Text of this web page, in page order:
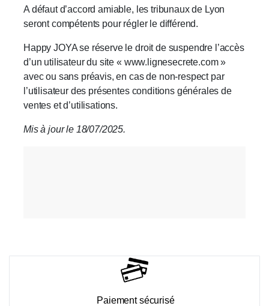
A défaut d’accord amiable, les tribunaux de Lyon
seront compétents pour régler le différend.
Happy JOYA se réserve le droit de suspendre l’accès
d’un utilisateur du site « www.lignesecrete.com »
avec ou sans préavis, en cas de non-respect par
l’utilisateur des présentes conditions générales de
ventes et d’utilisations.
Mis à jour le 18/07/2025.
Paiement sécurisé